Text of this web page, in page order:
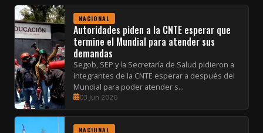
NACIONAL
Autoridades piden a la CNTE esperar que
termine el Mundial para atender sus
demandas
Segob, SEP y la Secretaría de Salud pidieron a
integrantes de la CNTE esperar a después del
Mundial para poder atender s...
03 Jun 2026
NACIONAL